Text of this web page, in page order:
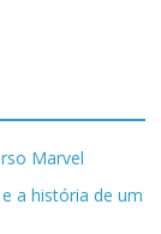
Marvel
a história de um